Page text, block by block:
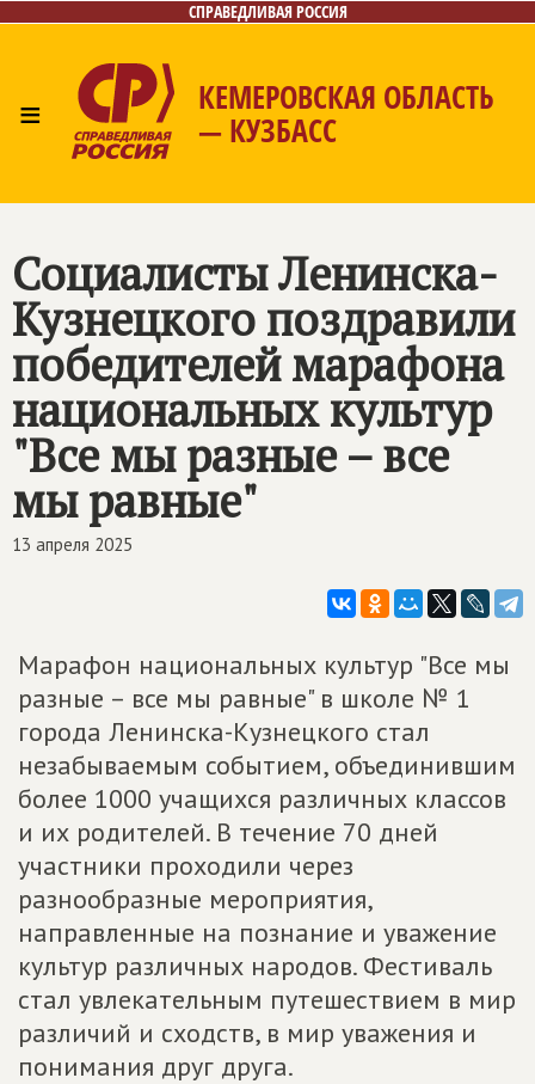
СПРАВЕДЛИВАЯ РОССИЯ
≡ КЕМЕРОВСКАЯ ОБЛАСТЬ
— КУЗБАСС
Газета
Социалисты Ленинска-
Кузнецкого поздравили
победителей марафона
национальных культур
"Все мы разные – все
мы равные"
13 апреля 2025
Марафон национальных культур "Все мы
разные – все мы равные" в школе № 1
города Ленинска-Кузнецкого стал
незабываемым событием, объединившим
более 1000 учащихся различных классов
и их родителей. В течение 70 дней
участники проходили через
разнообразные мероприятия,
направленные на познание и уважение
культур различных народов. Фестиваль
стал увлекательным путешествием в мир
различий и сходств, в мир уважения и
понимания друг друга.